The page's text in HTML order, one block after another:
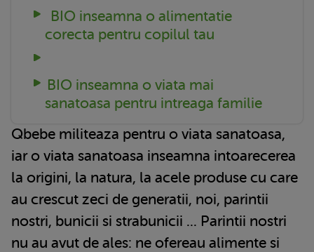
BIO inseamna o alimentatie
corecta pentru copilul tau
BIO inseamna o viata mai
sanatoasa pentru intreaga familie
Qbebe militeaza pentru o viata sanatoasa,
iar o viata sanatoasa inseamna intoarecerea
la origini, la natura, la acele produse cu care
au crescut zeci de generatii, noi, parintii
nostri, bunicii si strabunicii ... Parintii nostri
nu au avut de ales: ne ofereau alimente si